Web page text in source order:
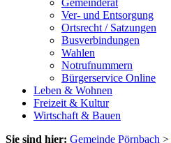
Gemeinderat
Ver- und Entsorgung
Ortsrecht / Satzungen
Busverbindungen
Wahlen
Notrufnummern
Bürgerservice Online
Leben & Wohnen
Freizeit & Kultur
Wirtschaft & Bauen
Sie sind hier: Gemeinde Pörnbach >